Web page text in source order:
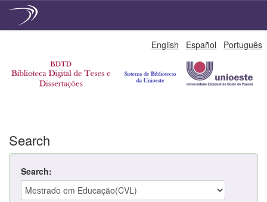
English Español Português
Search
Search: